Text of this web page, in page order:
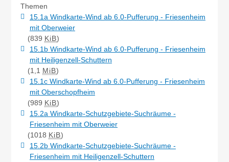
Themen
15.1a Windkarte-Wind ab 6.0-Pufferung - Friesenheim
mit Oberweier
(839 KiB)
15.1b Windkarte-Wind ab 6.0-Pufferung - Friesenheim
mit Heiligenzell-Schuttern
(1,1 MiB)
15.1c Windkarte-Wind ab 6.0-Pufferung - Friesenheim
mit Oberschopfheim
(989 KiB)
15.2a Windkarte-Schutzgebiete-Suchräume -
Friesenheim mit Oberweier
(1018 KiB)
15.2b Windkarte-Schutzgebiete-Suchräume -
Friesenheim mit Heiligenzell-Schuttern